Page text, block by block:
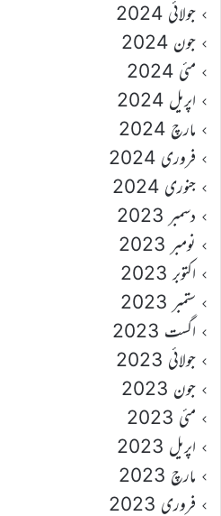
جولائی 2024
جون 2024
مئی 2024
اپریل 2024
مارچ 2024
فروری 2024
جنوری 2024
دسمبر 2023
نومبر 2023
اکتوبر 2023
ستمبر 2023
اگست 2023
جولائی 2023
جون 2023
مئی 2023
اپریل 2023
مارچ 2023
فروری 2023